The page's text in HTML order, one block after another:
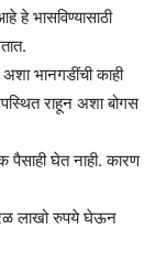
हे भासविण्यासाठी
अशा भानगडींची काही
राहून अशा बोगस
घेत नाही. कारण
लाखो रुपये घेऊन